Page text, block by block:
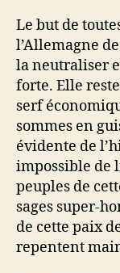
Le but de
l’Allemagne
la neutraliser
forte. Elle
serf
sommes en
évidente de
impossible de
peuples de
sages super-
de cette paix
repentent